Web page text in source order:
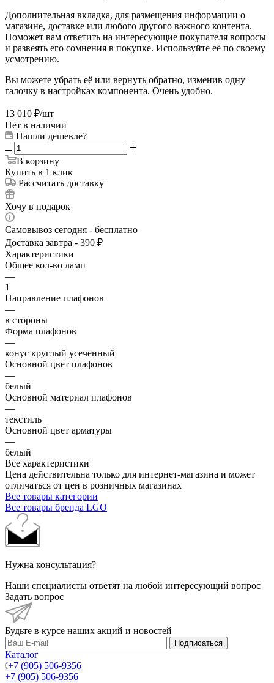
Дополнительная вкладка, для размещения информации о
магазине, доставке или любого другого важного контента.
Поможет вам ответить на интересующие покупателя вопросы
и развеять его сомнения в покупке. Используйте её по своему
усмотрению.
Вы можете убрать её или вернуть обратно, изменив одну
галочку в настройках компонента. Очень удобно.
13 010 ₽/шт
Нет в наличии
Нашли дешевле?
В корзину
Купить в 1 клик
Рассчитать доставку
Хочу в подарок
Самовывоз сегодня - бесплатно
Доставка завтра - 390 ₽
Характеристики
Общее кол-во ламп
—
1
Направление плафонов
—
в стороны
Форма плафонов
—
конус круглый усеченный
Основной цвет плафонов
—
белый
Основной материал плафонов
—
текстиль
Основной цвет арматуры
—
белый
Все характеристики
Цена действительна только для интернет-магазина и может
отличаться от цен в розничных магазинах
Все товары категории
Все товары бренда LGO
Нужна консультация?
Наши специалисты ответят на любой интересующий вопрос
Задать вопрос
Будьте в курсе наших акций и новостей
Подписаться
Каталог
+7 (905) 506-9356
+7 (905) 506-9356